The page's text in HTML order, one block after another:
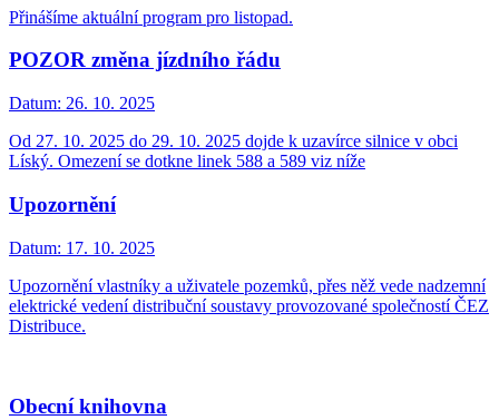
Přinášíme aktuální program pro listopad.
POZOR změna jízdního řádu
Datum: 26. 10. 2025
Od 27. 10. 2025 do 29. 10. 2025 dojde k uzavírce silnice v obci
Líský. Omezení se dotkne linek 588 a 589 viz níže
Upozornění
Datum: 17. 10. 2025
Upozornění vlastníky a uživatele pozemků, přes něž vede nadzemní
elektrické vedení distribuční soustavy provozované společností ČEZ
Distribuce.
Obecní knihovna